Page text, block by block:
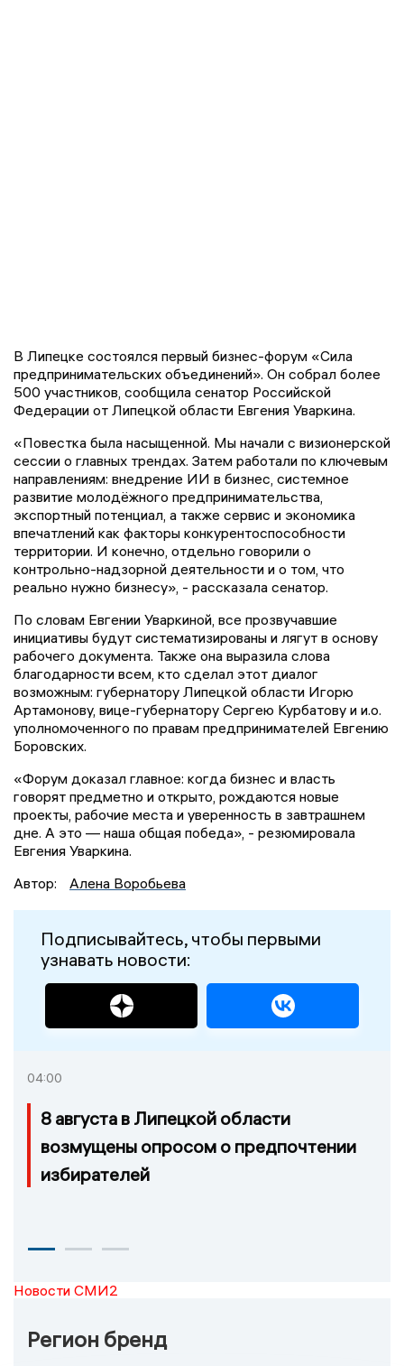
В Липецке состоялся первый бизнес-форум «Сила
предпринимательских объединений». Он собрал более
500 участников, сообщила сенатор Российской
Федерации от Липецкой области Евгения Уваркина.
«Повестка была насыщенной. Мы начали с визионерской
сессии о главных трендах. Затем работали по ключевым
направлениям: внедрение ИИ в бизнес, системное
развитие молодёжного предпринимательства,
экспортный потенциал, а также сервис и экономика
впечатлений как факторы конкурентоспособности
территории. И конечно, отдельно говорили о
контрольно-надзорной деятельности и о том, что
реально нужно бизнесу», - рассказала сенатор.
По словам Евгении Уваркиной, все прозвучавшие
инициативы будут систематизированы и лягут в основу
рабочего документа. Также она выразила слова
благодарности всем, кто сделал этот диалог
возможным: губернатору Липецкой области Игорю
Артамонову, вице-губернатору Сергею Курбатову и и.о.
уполномоченного по правам предпринимателей Евгению
Боровских.
«Форум доказал главное: когда бизнес и власть
говорят предметно и открыто, рождаются новые
проекты, рабочие места и уверенность в завтрашнем
дне. А это — наша общая победа», - резюмировала
Евгения Уваркина.
Автор:
Алена Воробьева
Подписывайтесь, чтобы первыми
узнавать новости:
04:00
8 августа в Липецкой области
возмущены опросом о предпочтении
избирателей
Новости СМИ2
Регион бренд